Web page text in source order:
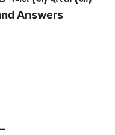
Answers